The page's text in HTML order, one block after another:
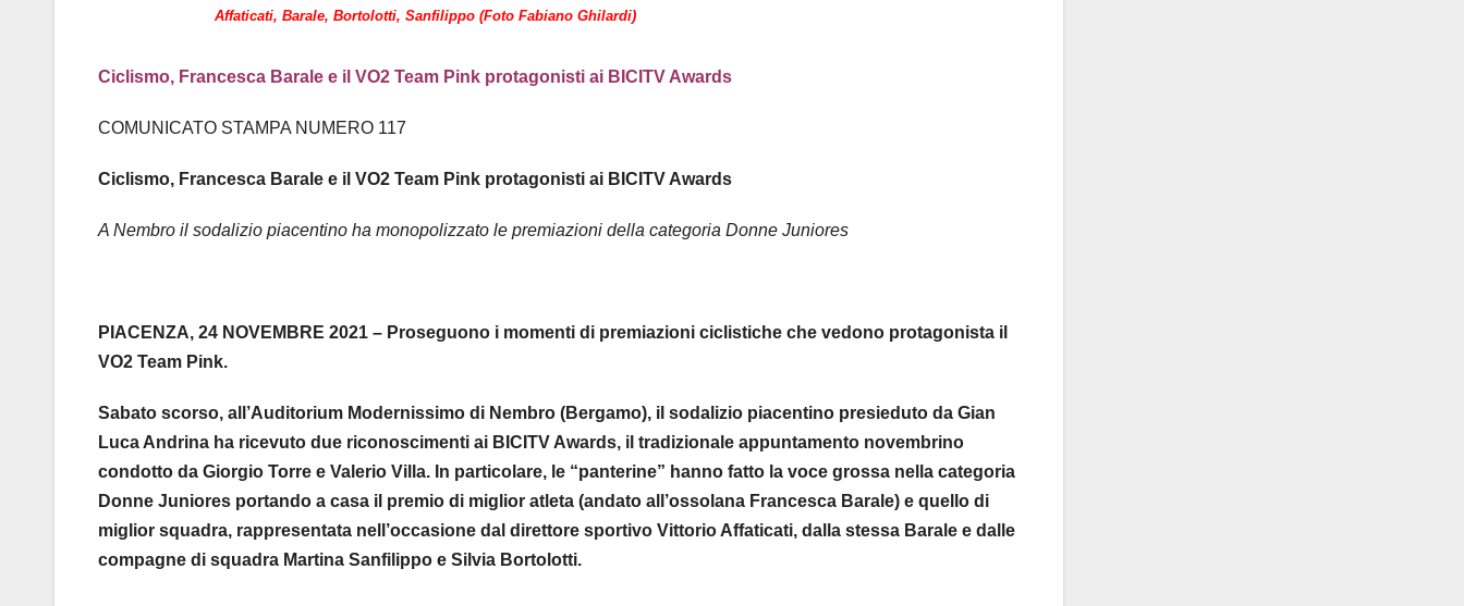
Affaticati, Barale, Bortolotti, Sanfilippo (Foto Fabiano Ghilardi)
Ciclismo, Francesca Barale e il VO2 Team Pink protagonisti ai BICITV Awards
COMUNICATO STAMPA NUMERO 117
Ciclismo, Francesca Barale e il VO2 Team Pink protagonisti ai BICITV Awards
A Nembro il sodalizio piacentino ha monopolizzato le premiazioni della categoria Donne Juniores
PIACENZA, 24 NOVEMBRE 2021 – Proseguono i momenti di premiazioni ciclistiche che vedono protagonista il
VO2 Team Pink.
Sabato scorso, all’Auditorium Modernissimo di Nembro (Bergamo), il sodalizio piacentino presieduto da Gian
Luca Andrina ha ricevuto due riconoscimenti ai BICITV Awards, il tradizionale appuntamento novembrino
condotto da Giorgio Torre e Valerio Villa. In particolare, le “panterine” hanno fatto la voce grossa nella categoria
Donne Juniores portando a casa il premio di miglior atleta (andato all’ossolana Francesca Barale) e quello di
miglior squadra, rappresentata nell’occasione dal direttore sportivo Vittorio Affaticati, dalla stessa Barale e dalle
compagne di squadra Martina Sanfilippo e Silvia Bortolotti.